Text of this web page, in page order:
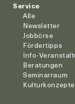
Service
Alle
Newsletter
Jobbörse
Fördertipps
Info-
Beratungen
Seminarraum